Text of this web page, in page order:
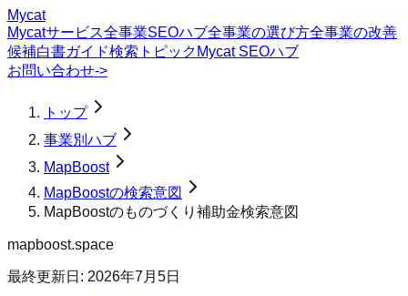
Mycat
Mycatサービス全事業SEOハブ全事業の選び方全事業の改善
候補白書ガイド検索トピック Mycat SEOハブ
お問い合わせ->
トップ
事業別ハブ
MapBoost
MapBoostの検索意図
MapBoostのものづくり補助金検索意図
mapboost.space
最終更新日: 2026年7月5日